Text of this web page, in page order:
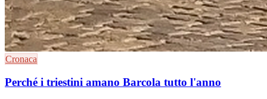
Cronaca
Perché i triestini amano Barcola tutto l'anno